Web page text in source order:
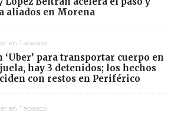
aliados en Morena
en Tabasco
‘Uber’ para transportar cuerpo en
hay 3 detenidos; los hechos
con restos en Periférico
en Tabasco